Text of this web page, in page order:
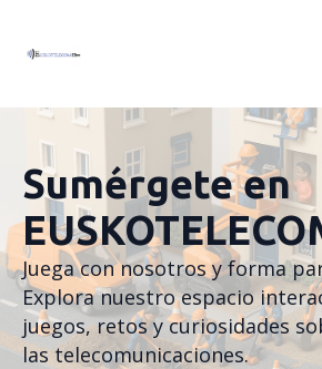
Sumérgete en
Juega con nosotros y forma
Explora nuestro espacio
juegos, retos y curiosidades
las telecomunicaciones.